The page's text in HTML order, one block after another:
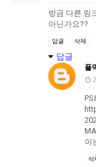
방금 다른 링
아닌가요??
답글 삭제
답글
풀
이
삭